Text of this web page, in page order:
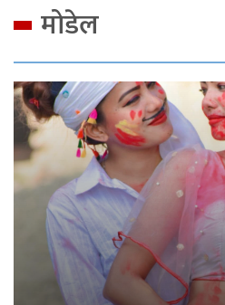
मोडेल